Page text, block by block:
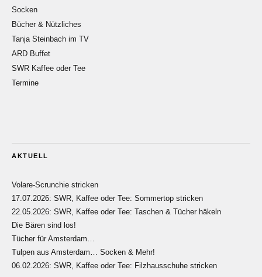
Socken
Bücher & Nützliches
Tanja Steinbach im TV
ARD Buffet
SWR Kaffee oder Tee
Termine
AKTUELL
Volare-Scrunchie stricken
17.07.2026: SWR, Kaffee oder Tee: Sommertop stricken
22.05.2026: SWR, Kaffee oder Tee: Taschen & Tücher häkeln
Die Bären sind los!
Tücher für Amsterdam…
Tulpen aus Amsterdam… Socken & Mehr!
06.02.2026: SWR, Kaffee oder Tee: Filzhausschuhe stricken